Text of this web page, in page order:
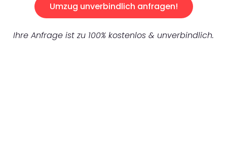
Umzug unverbindlich anfragen!
Ihre Anfrage ist zu 100% kostenlos & unverbindlich.